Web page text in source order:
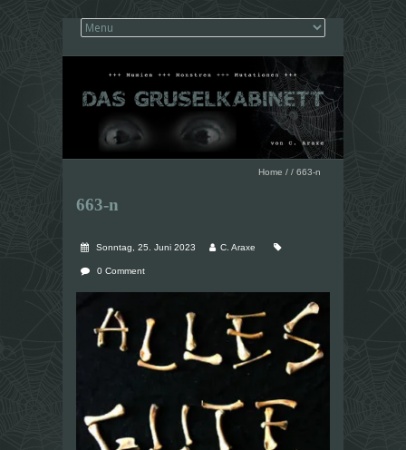
Home / / 663-n
663-n
Sonntag, 25. Juni 2023 C. Araxe
0 Comment